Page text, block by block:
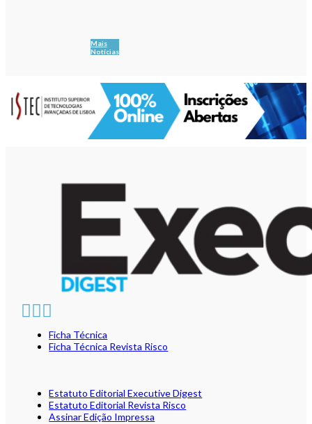
Mais
Notícias
Ficha Técnica
Ficha Técnica Revista Risco
Estatuto Editorial Executive Digest
Estatuto Editorial Revista Risco
Assinar Edição Impressa